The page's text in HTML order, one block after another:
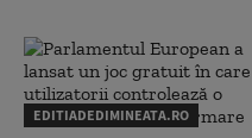
EDITIADEDIMINEATA.RO